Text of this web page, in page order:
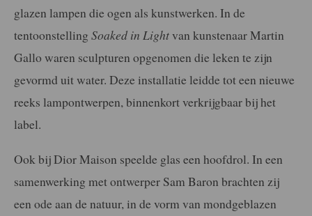
glazen lampen die ogen als kunstwerken. In de
tentoonstelling Soaked in Lightvan kunstenaar Martin
Gallo waren sculpturen opgenomen die leken te zijn
gevormd uit water. Deze installatie leidde tot een nieuwe
reeks lampontwerpen, binnenkort verkrijgbaar bij het
label.
Ook bij Dior Maison speelde glas een hoofdrol. In een
samenwerking met ontwerper Sam Baron brachten zij
een ode aan de natuur, in de vorm van mondgeblazen